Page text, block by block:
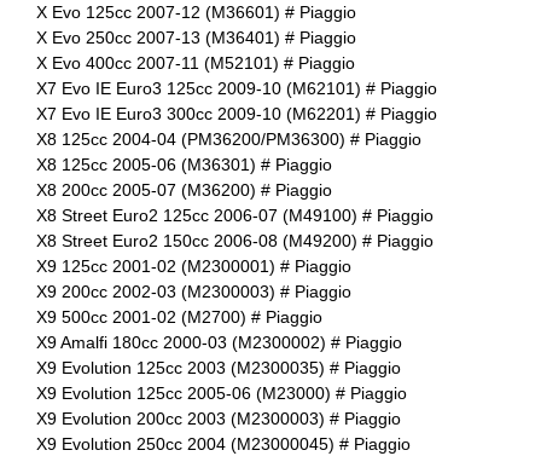
X Evo 125cc 2007-12 (M36601) # Piaggio
X Evo 250cc 2007-13 (M36401) # Piaggio
X Evo 400cc 2007-11 (M52101) # Piaggio
X7 Evo IE Euro3 125cc 2009-10 (M62101) # Piaggio
X7 Evo IE Euro3 300cc 2009-10 (M62201) # Piaggio
X8 125cc 2004-04 (PM36200/PM36300) # Piaggio
X8 125cc 2005-06 (M36301) # Piaggio
X8 200cc 2005-07 (M36200) # Piaggio
X8 Street Euro2 125cc 2006-07 (M49100) # Piaggio
X8 Street Euro2 150cc 2006-08 (M49200) # Piaggio
X9 125cc 2001-02 (M2300001) # Piaggio
X9 200cc 2002-03 (M2300003) # Piaggio
X9 500cc 2001-02 (M2700) # Piaggio
X9 Amalfi 180cc 2000-03 (M2300002) # Piaggio
X9 Evolution 125cc 2003 (M2300035) # Piaggio
X9 Evolution 125cc 2005-06 (M23000) # Piaggio
X9 Evolution 200cc 2003 (M2300003) # Piaggio
X9 Evolution 250cc 2004 (M23000045) # Piaggio